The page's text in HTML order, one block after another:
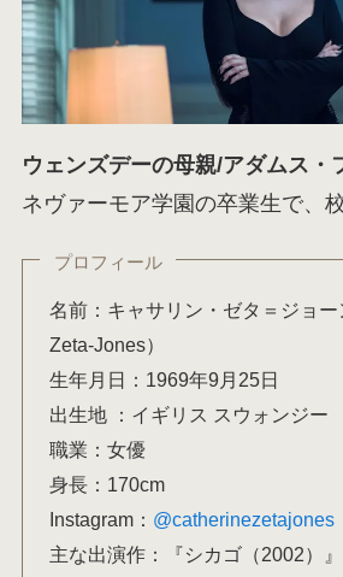
ウェンズデーの母親/アダムス・
ネヴァーモア学園の卒業生で、
プロフィール
名前：キャサリン・ゼタ＝ジョ
Zeta-Jones）
生年月日：1969年9月25日
出生地 ：イギリス スウォンジー
職業：女優
身長：170cm
Instagram： @catherinezetajones
主な出演作：『シカゴ（2002）